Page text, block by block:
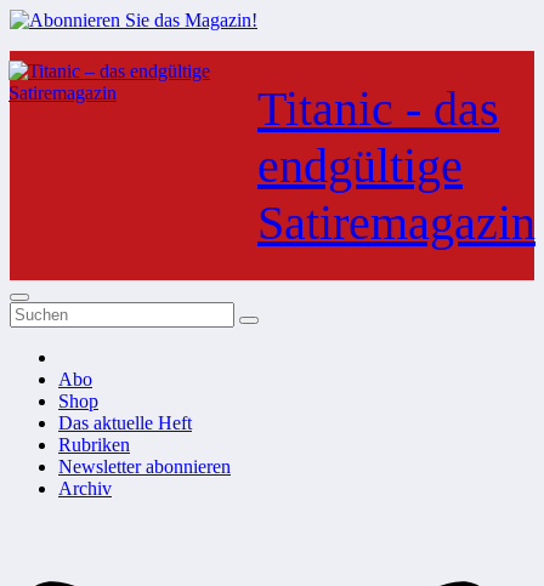
Zum
Inhalt
springen
Titanic - das
endgültige
Satiremagazin
Abo
Shop
Das aktuelle Heft
Rubriken
Newsletter abonnieren
Archiv